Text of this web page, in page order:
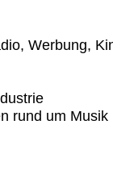
Werbung,
rund um Musik